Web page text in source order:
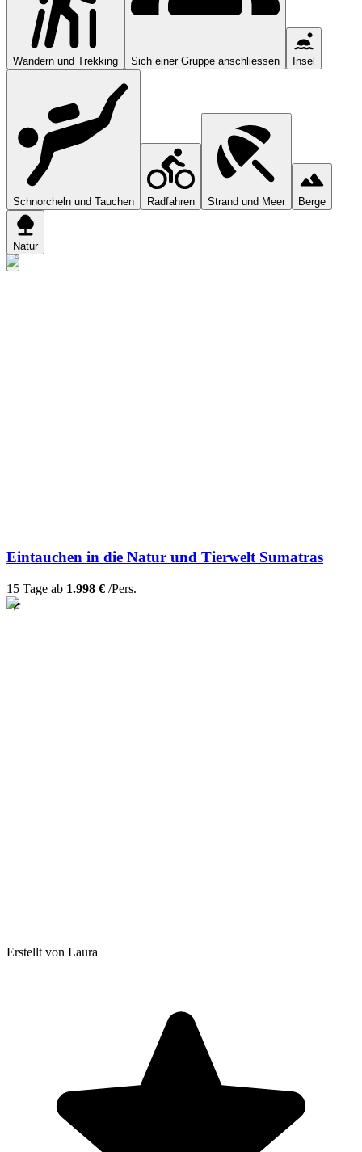
Wandern und Trekking Sich einer Gruppe anschliessen Insel
Schnorcheln und Tauchen Radfahren Strand und Meer Berge
Natur
Eintauchen in die Natur und Tierwelt Sumatras
15 Tage ab 1.998 € /Pers.
Erstellt von Laura